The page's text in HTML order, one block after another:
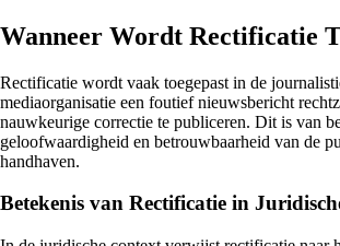
Wanneer Wordt Rectificatie
Rectificatie wordt vaak toegepast in de
mediaorganisatie een foutief nieuwsbericht
nauwkeurige correctie te publiceren. Dit is van
geloofwaardigheid en betrouwbaarheid van de
handhaven.
Betekenis van Rectificatie in